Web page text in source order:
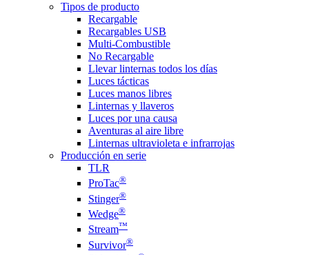
Tipos de producto
Recargable
Recargables USB
Multi-Combustible
No Recargable
Llevar linternas todos los días
Luces tácticas
Luces manos libres
Linternas y llaveros
Luces por una causa
Aventuras al aire libre
Linternas ultravioleta e infrarrojas
Producción en serie
TLR
ProTac®
Stinger®
Wedge®
Stream™
Survivor®